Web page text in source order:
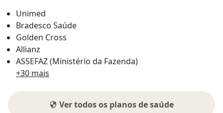
Unimed
Bradesco Saúde
Golden Cross
Allianz
ASSEFAZ (Ministério da Fazenda)
+30 mais
Ver todos os planos de saúde